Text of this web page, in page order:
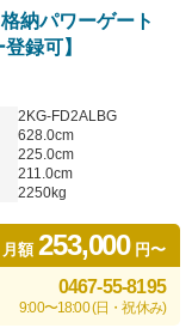
納パワーゲート
録可】
2KG-FD2ALBG
628.0cm
225.0cm
211.0cm
2250kg
月額253,000円〜
0467-55-8195
9:00〜18:00 (日・祝休み)